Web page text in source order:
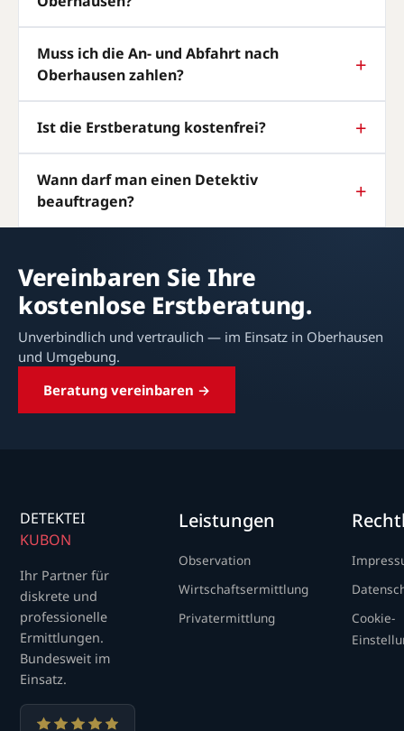
Muss ich die An- und Abfahrt nach
Oberhausen zahlen?
Ist die Erstberatung kostenfrei?
Wann darf man einen Detektiv
beauftragen?
Vereinbaren Sie Ihre
kostenlose Erstberatung.
Unverbindlich und vertraulich — im Einsatz in Oberhausen
und Umgebung.
Beratung vereinbaren →
DETEKTEI
KUBON
Ihr Partner für
diskrete und
professionelle
Ermittlungen.
Bundesweit im
Einsatz.
Leistungen
Observation
Wirtschaftsermittlung
Privatermittlung
Cookie-